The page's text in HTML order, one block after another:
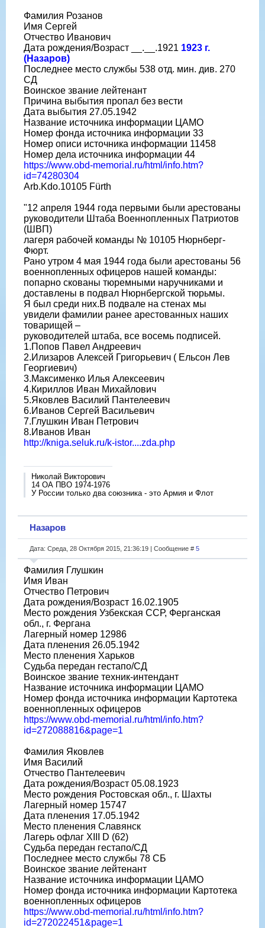
Фамилия Розанов
Имя Сергей
Отчество Иванович
Дата рождения/Возраст __.__.1921 1923 г.
(Назаров)
Последнее место службы 538 отд. мин. див. 270
СД
Воинское звание лейтенант
Причина выбытия пропал без вести
Дата выбытия 27.05.1942
Название источника информации ЦАМО
Номер фонда источника информации 33
Номер описи источника информации 11458
Номер дела источника информации 44
https://www.obd-memorial.ru/html/info.htm?
id=74280304
Arb.Kdo.10105 Fürth
"12 апреля 1944 года первыми были арестованы
руководители Штаба Военнопленных Патриотов
(ШВП)
лагеря рабочей команды № 10105 Нюрнберг-
Фюрт.
Рано утром 4 мая 1944 года были арестованы 56
военнопленных офицеров нашей команды:
попарно скованы тюремными наручниками и
доставлены в подвал Нюрнбергской тюрьмы.
Я был среди них.В подвале на стенах мы
увидели фамилии ранее арестованных наших
товарищей –
руководителей штаба, все восемь подписей.
1.Попов Павел Андреевич
2.Илизаров Алексей Григорьевич ( Ельсон Лев
Георгиевич)
3.Максименко Илья Алексеевич
4.Кириллов Иван Михайлович
5.Яковлев Василий Пантелеевич
6.Иванов Сергей Васильевич
7.Глушкин Иван Петрович
8.Иванов Иван
http://kniga.seluk.ru/k-istor....zda.php
Николай Викторович
14 ОА ПВО 1974-1976
У России только два союзника - это Армия и Флот
Назаров
Дата: Среда, 28 Октября 2015, 21:36:19 | Сообщение # 5
Фамилия Глушкин
Имя Иван
Отчество Петрович
Дата рождения/Возраст 16.02.1905
Место рождения Узбекская ССР, Ферганская
обл., г. Фергана
Лагерный номер 12986
Дата пленения 26.05.1942
Место пленения Харьков
Судьба передан гестапо/СД
Воинское звание техник-интендант
Название источника информации ЦАМО
Номер фонда источника информации Картотека
военнопленных офицеров
https://www.obd-memorial.ru/html/info.htm?
id=272088816&page=1
Фамилия Яковлев
Имя Василий
Отчество Пантелеевич
Дата рождения/Возраст 05.08.1923
Место рождения Ростовская обл., г. Шахты
Лагерный номер 15747
Дата пленения 17.05.1942
Место пленения Славянск
Лагерь офлаг XIII D (62)
Судьба передан гестапо/СД
Последнее место службы 78 СБ
Воинское звание лейтенант
Название источника информации ЦАМО
Номер фонда источника информации Картотека
военнопленных офицеров
https://www.obd-memorial.ru/html/info.htm?
id=272022451&page=1